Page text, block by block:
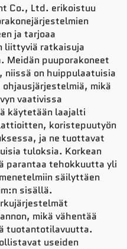
Co., Ltd. erikoistuu
ja tarjoaa
liittyviä ratkaisuja
Meidän puuporakoneet
on huippulaatuisia
mikä
vaativissa
käytetään laajalti
koristepuutyön
ja ne tuottavat
tuloksia. Korkean
parantaa tehokkuutta yli
säilyttäen
sisällä.
mikä vähentää
tuotantotilavuutta.
useiden